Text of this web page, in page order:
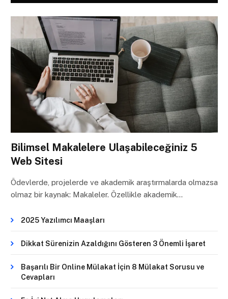
Bilimsel Makalelere Ulaşabileceğiniz 5
Web Sitesi
Ödevlerde, projelerde ve akademik araştırmalarda olmazsa
olmaz bir kaynak: Makaleler. Özellikle akademik…
2025 Yazılımcı Maaşları
Dikkat Sürenizin Azaldığını Gösteren 3 Önemli İşaret
Başarılı Bir Online Mülakat İçin 8 Mülakat Sorusu ve
Cevapları